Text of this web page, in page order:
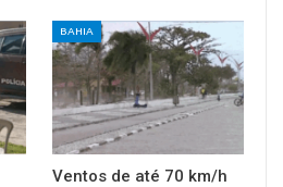
BAHIA
Ventos de até 70 km/h